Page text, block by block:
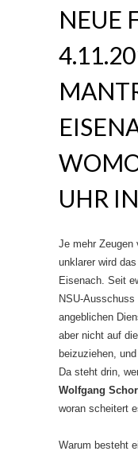
NEUE
UHR
Je mehr Zeugen
unklarer wird
Eisenach. Seit
NSU-
angeblichen
aber nicht auf
beizuziehen,
Da steht drin,
Wolfgang
woran scheitert
Warum besteht